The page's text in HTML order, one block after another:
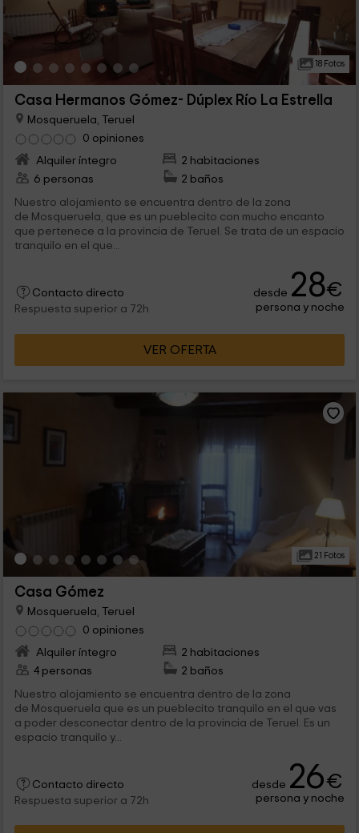
18 Fotos
Casa Hermanos Gómez- Dúplex Río La Estrella
Mosqueruela, Teruel
0 opiniones
Alquiler íntegro
2 habitaciones
6 personas
2 baños
Nuestro alojamiento se encuentra dentro de la zona
de Mosqueruela, que es un pueblecito con mucho encanto
que pertenece a la provincia de Teruel. Se trata de un espacio
tranquilo en el que...
Contacto directo
Respuesta superior a 72h
desde 28€
persona y noche
VER OFERTA
21 Fotos
Casa Gómez
Mosqueruela, Teruel
0 opiniones
Alquiler íntegro
2 habitaciones
4 personas
2 baños
Nuestro alojamiento se encuentra dentro de la zona
de Mosqueruela que es un pueblecito tranquilo en el que vas
a poder desconectar dentro de la provincia de Teruel. Es un
espacio tranquilo y...
Contacto directo
Respuesta superior a 72h
desde 26€
persona y noche